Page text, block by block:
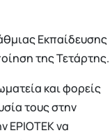
Εκπαίδευσης
της Τετάρτης.
και φορείς
τους στην
ΕΡΙΟΤΕΚ να